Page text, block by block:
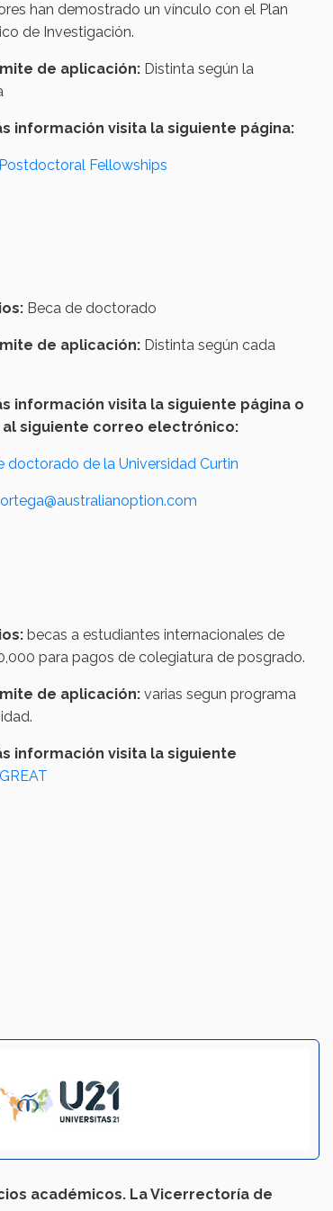
han demostrado un vínculo con el Plan
de Investigación.
de aplicación: Distinta según la
información visita la siguiente página:
Fellowships
Beca de doctorado
de aplicación: Distinta según cada
información visita la siguiente página o
siguiente correo electrónico:
doctorado de la Universidad Curtin
becas a estudiantes internacionales de
para pagos de colegiatura de posgrado.
de aplicación:varias segun programa
información visita la siguiente
GREAT
académicos. La Vicerrectoría de